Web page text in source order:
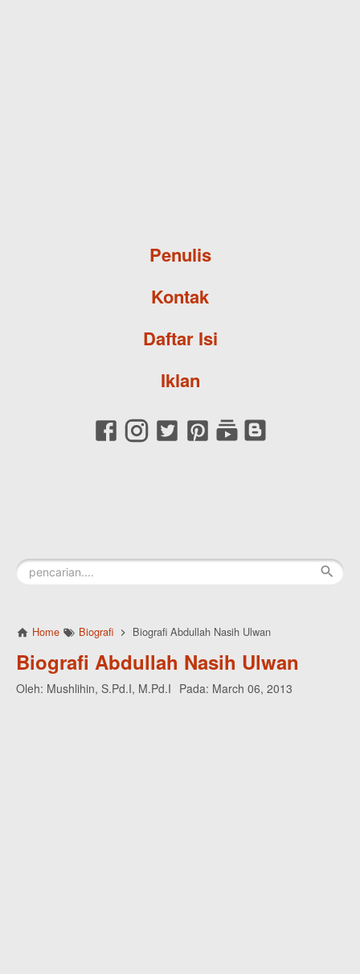
Penulis
Kontak
Daftar Isi
Iklan
Home Biografi Biografi Abdullah Nasih Ulwan
Biografi Abdullah Nasih Ulwan
Oleh: Mushlihin, S.Pd.I, M.Pd.I Pada: March 06, 2013